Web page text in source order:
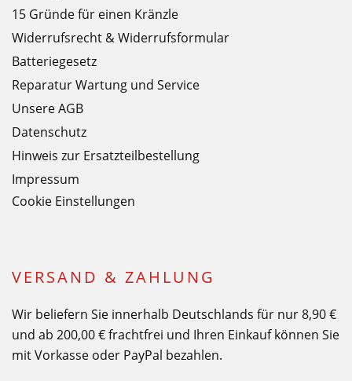
15 Gründe für einen Kränzle
Widerrufsrecht & Widerrufsformular
Batteriegesetz
Reparatur Wartung und Service
Unsere AGB
Datenschutz
Hinweis zur Ersatzteilbestellung
Impressum
Cookie Einstellungen
VERSAND & ZAHLUNG
Wir beliefern Sie innerhalb Deutschlands für nur 8,90 €
und ab 200,00 € frachtfrei und Ihren Einkauf können Sie
mit Vorkasse oder PayPal bezahlen.